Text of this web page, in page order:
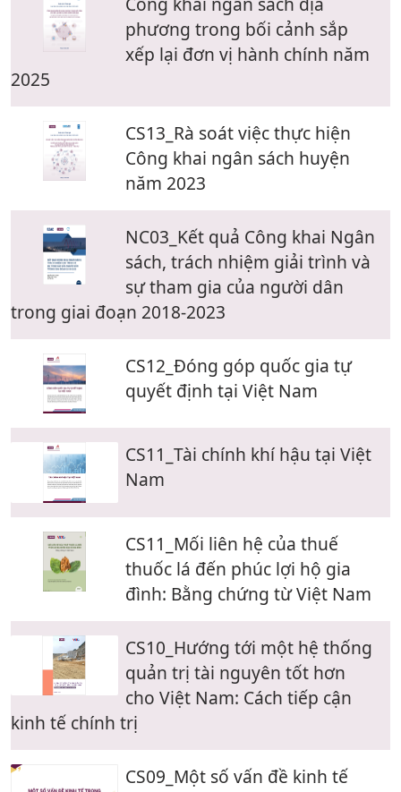
phương trong bối cảnh sắp
xếp lại đơn vị hành chính năm
2025
CS13_Rà soát việc thực hiện
Công khai ngân sách huyện
năm 2023
NC03_Kết quả Công khai Ngân
sách, trách nhiệm giải trình và
sự tham gia của người dân
trong giai đoạn 2018-2023
CS12_Đóng góp quốc gia tự
quyết định tại Việt Nam
CS11_Tài chính khí hậu tại Việt
Nam
CS11_Mối liên hệ của thuế
thuốc lá đến phúc lợi hộ gia
đình: Bằng chứng từ Việt Nam
CS10_Hướng tới một hệ thống
quản trị tài nguyên tốt hơn
cho Việt Nam: Cách tiếp cận
kinh tế chính trị
CS09_Một số vấn đề kinh tế